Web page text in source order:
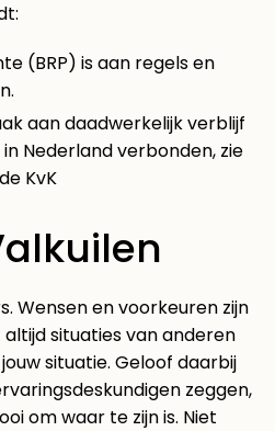
(BRP) is aan regels en
aan daadwerkelijk verblijf
Nederland verbonden, zie
KvK
Wensen en voorkeuren zijn
situaties van anderen
situatie. Geloof daarbij
zeggen,
om waar te zijn is. Niet